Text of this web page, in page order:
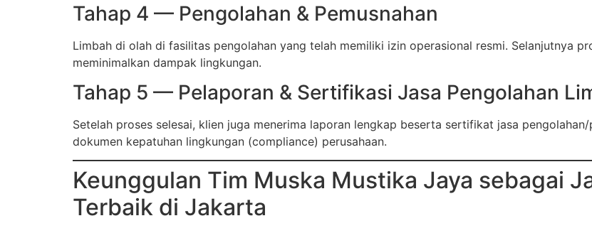
Tahap 4 — Pengolahan & Pemusnahan
Limbah di olah di fasilitas pengolahan yang telah memiliki izin operasional resmi. Selanjutnya
meminimalkan dampak lingkungan.
Tahap 5 — Pelaporan & Sertifikasi Jasa Pengolahan
Setelah proses selesai, klien juga menerima laporan lengkap beserta sertifikat jasa
dokumen kepatuhan lingkungan (compliance) perusahaan.
Keunggulan Tim Muska Mustika Jaya sebagai
Terbaik di Jakarta